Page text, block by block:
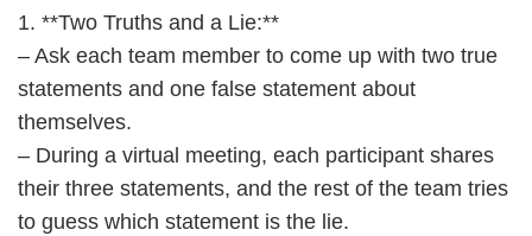
1. **Two Truths and a Lie:**
– Ask each team member to come up with two true
statements and one false statement about
themselves.
– During a virtual meeting, each participant shares
their three statements, and the rest of the team tries
to guess which statement is the lie.